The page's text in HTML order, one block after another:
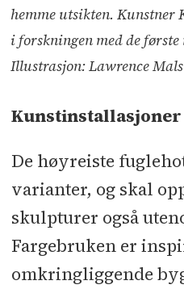
hemme utsikten. Kunstner
i forskningen med de
Illustrasjon: Lawrence
Kunstinstallasjoner
De høyreiste
varianter, og skal
skulpturer også
Fargebruken er
omkringliggende